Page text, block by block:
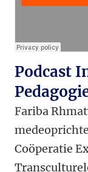
Podcast
Fariba
Coöperatie